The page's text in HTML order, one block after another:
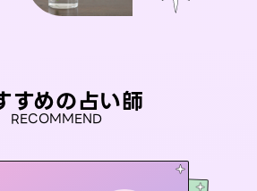
すめの占い師
RECOMMEND